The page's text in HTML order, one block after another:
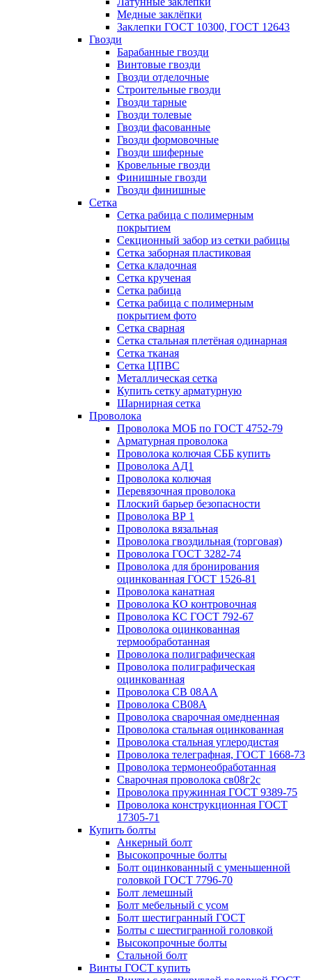
Медные заклёпки
Заклепки ГОСТ 10300, ГОСТ 12643
Гвозди
Барабанные гвозди
Винтовые гвозди
Гвозди отделочные
Строительные гвозди
Гвозди тарные
Гвозди толевые
Гвозди фасованные
Гвозди формовочные
Гвозди шиферные
Кровельные гвозди
Финишные гвозди
Гвозди финишные
Сетка
Сетка рабица с полимерным
покрытием
Секционный забор из сетки рабицы
Сетка заборная пластиковая
Сетка кладочная
Сетка крученая
Сетка рабица
Сетка рабица с полимерным
покрытием фото
Сетка сварная
Сетка стальная плетёная одинарная
Сетка тканая
Сетка ЦПВС
Металлическая сетка
Купить сетку арматурную
Шарнирная сетка
Проволока
Проволока МОБ по ГОСТ 4752-79
Арматурная проволока
Проволока колючая СББ купить
Проволока АД1
Проволока колючая
Перевязочная проволока
Плоский барьер безопасности
Проволока ВР 1
Проволока вязальная
Проволока гвоздильная (торговая)
Проволока ГОСТ 3282-74
Проволока для бронирования
оцинкованная ГОСТ 1526-81
Проволока канатная
Проволока КО контровочная
Проволока КС ГОСТ 792-67
Проволока оцинкованная
термообработанная
Проволока полиграфическая
Проволока полиграфическая
оцинкованная
Проволока СВ 08АА
Проволока СВ08А
Проволока сварочная омедненная
Проволока стальная оцинкованная
Проволока стальная углеродистая
Проволока телеграфная, ГОСТ 1668-73
Проволока термонеобработанная
Сварочная проволока св08г2с
Проволока пружинная ГОСТ 9389-75
Проволока конструкционная ГОСТ
17305-71
Купить болты
Анкерный болт
Высокопрочные болты
Болт оцинкованный с уменьшенной
головкой ГОСТ 7796-70
Болт лемешный
Болт мебельный с усом
Болт шестигранный ГОСТ
Болты с шестигранной головкой
Высокопрочные болты
Стальной болт
Винты ГОСТ купить